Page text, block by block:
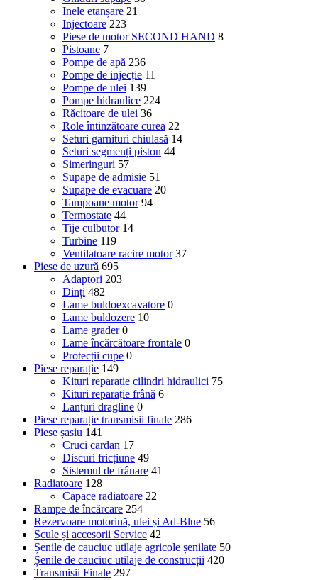
Inele etanșare 21
Injectoare 223
Piese de motor SECOND HAND 8
Pistoane 7
Pompe de apă 236
Pompe de injecție 11
Pompe de ulei 139
Pompe hidraulice 224
Răcitoare de ulei 36
Role întinzătoare curea 22
Seturi garnituri chiulasă 14
Seturi segmenți piston 44
Simeringuri 57
Supape de admisie 51
Supape de evacuare 20
Tampoane motor 94
Termostate 44
Tije culbutor 14
Turbine 119
Ventilatoare racire motor 37
Piese de uzură 695
Adaptori 203
Dinți 482
Lame buldoexcavatore 0
Lame buldozere 10
Lame grader 0
Lame încărcătoare frontale 0
Protecții cupe 0
Piese reparație 149
Kituri reparație cilindri hidraulici 75
Kituri reparație frână 6
Lanțuri dragline 0
Piese reparație transmisii finale 286
Piese șasiu 141
Cruci cardan 17
Discuri fricțiune 49
Sistemul de frânare 41
Radiatoare 128
Capace radiatoare 22
Rampe de încărcare 254
Rezervoare motorină, ulei și Ad-Blue 56
Scule și accesorii Service 42
Șenile de cauciuc utilaje agricole șenilate 50
Șenile de cauciuc utilaje de construcții 420
Transmisii Finale 297